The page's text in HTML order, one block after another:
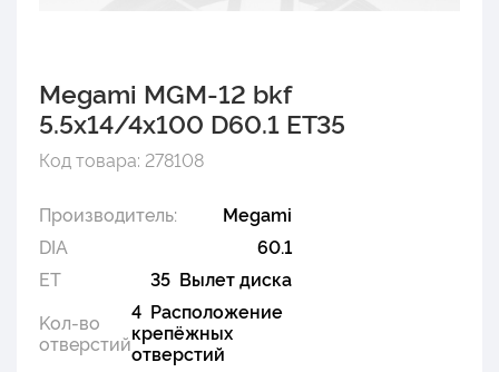
Megami MGM-12 bkf
5.5x14/4x100 D60.1 ET35
Код товара: 278108
Производитель:
Megami
DIA
60.1
ET
35 Вылет диска
Kол-во
отверстий
4 Расположение
крепёжных
отверстий